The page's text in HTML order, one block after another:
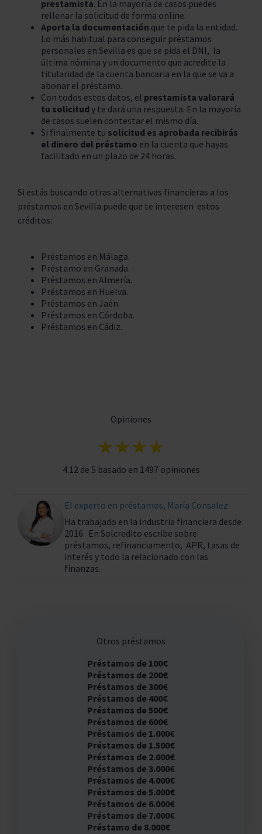
prestamista. En la mayoría de casos puedes
rellenar la solicitud de forma online.
Aporta la documentación que te pida la entidad.
Lo más habitual para conseguir préstamos
personales en Sevilla es que se pida el DNI, la
última nómina y un documento que acredite la
titularidad de la cuenta bancaria en la que se va a
abonar el préstamo.
Con todos estos datos, el prestamista valorará
tu solicitud y te dará una respuesta. En la mayoría
de casos suelen contestar el mismo día.
Si finalmente tu solicitud es aprobada recibirás
el dinero del préstamo en la cuenta que hayas
facilitado en un plazo de 24 horas.
Si estás buscando otras alternativas financieras a los
préstamos en Sevilla puede que te interesen estos
créditos:
Préstamos en Málaga.
Préstamo en Granada.
Préstamos en Almería.
Préstamos en Huelva.
Préstamos en Jaén.
Préstamos en Córdoba.
Préstamos en Cádiz.
Opiniones
★★★★
4.12 de 5 basado en 1497 opiniones
El experto en préstamos, María Consalez
Ha trabajado en la industria financiera desde
2016. En Solcredito escribe sobre
préstamos, refinanciamento, APR, tasas de
interés y todo la relacionado con las
finanzas.
Otros préstamos
Préstamos de 100€
Préstamos de 200€
Préstamos de 300€
Préstamos de 400€
Préstamos de 500€
Préstamos de 600€
Préstamos de 1.000€
Préstamos de 1.500€
Préstamos de 2.000€
Préstamos de 3.000€
Préstamos de 4.000€
Préstamos de 5.000€
Préstamos de 6.000€
Préstamos de 7.000€
Préstamo de 8.000€